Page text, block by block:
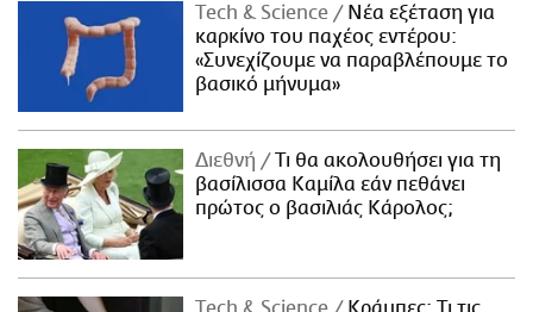
Τech & Science
Νέα εξέταση για
καρκίνο του παχέος εντέρου:
«Συνεχίζουμε να παραβλέπουμε το
βασικό μήνυμα»
Διεθνή
Τι θα ακολουθήσει για τη
βασίλισσα Καμίλα εάν πεθάνει
πρώτος ο βασιλιάς Κάρολος;